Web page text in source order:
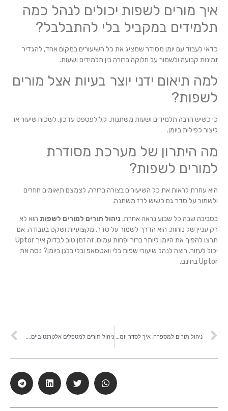
איך מורים לשפות יכולים לנהל כמה
תלמידים במקביל בלי להתבלבל?
כדאי לעבוד עם יומן מסודר שמציג את כל השיעורים במקום אחד, להגדיר
זמינות קבועה ולשמור על חלוקה ברורה בין תלמידים ושעות.
למה תיאום ידני יוצר בעיות אצל מורים
לשפות?
כי כשיש הרבה תלמידים ושעות משתנות, קל לפספס עדכון, לשכוח שיעור או
ליצור כפילות ביומן.
מה היתרון של מערכת מסודרת
למורים לשפות?
היא עוזרת לראות את כל השיעורים בצורה ברורה, לצמצם תיאומים חוזרים
ולשמור על סדר גם כשיש לו״ז משתנה.
בסביבה שבה כל שבוע נראה אחרת, ניהול תורים למורים לשפות הוא לא
רק עניין של נוחות. הוא הדרך לשמור על סדר, מקצועיות ושקט בעבודה. אם
תרצו להפוך את היומן ליותר ברור ופחות עמוס, זה זמן טוב לבדוק איך Uptor
יכול לעזור. רוצה לנהל שיעורי שפות בלי וואטסאפ ובלי בלגן ביומן? נסה את
Uptor בחינם.
ניהול תורים למספרה: איך לסדר יומן, לצמצם ביטולים ולמנוע בלגן ניהול תורים למטפלים אלטרנטיביים: איך לסדר יומן, סוגי טיפולים ותיאום בלי בלאגן